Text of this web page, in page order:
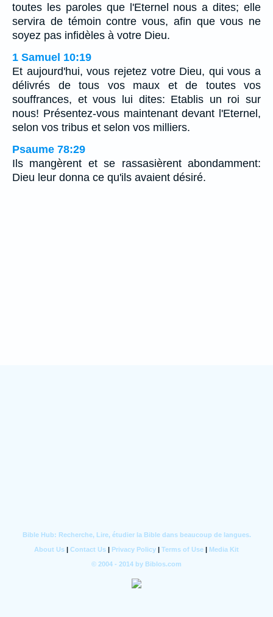
toutes les paroles que l'Eternel nous a dites; elle
servira de témoin contre vous, afin que vous ne
soyez pas infidèles à votre Dieu.
1 Samuel 10:19
Et aujourd'hui, vous rejetez votre Dieu, qui vous a
délivrés de tous vos maux et de toutes vos
souffrances, et vous lui dites: Etablis un roi sur
nous! Présentez-vous maintenant devant l'Eternel,
selon vos tribus et selon vos milliers.
Psaume 78:29
Ils mangèrent et se rassasièrent abondamment:
Dieu leur donna ce qu'ils avaient désiré.